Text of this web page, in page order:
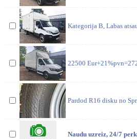
Kategorija B, Labas
22500
Pardod R16 disku no
Naudu uzreiz, 24/7